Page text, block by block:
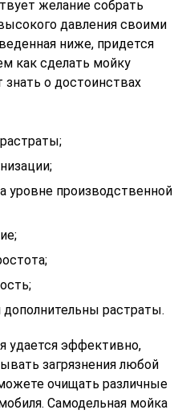
желание собрать
давления своими
ниже, придется
как сделать мойку
знать о достоинствах
уровне производственной
растраты.
удается эффективно,
загрязнения любой
очищать различные
Самодельная мойка